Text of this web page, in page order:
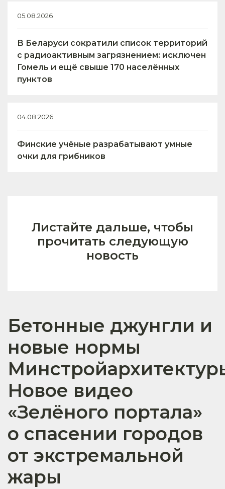
05.08.2026
В Беларуси сократили список территорий
с радиоактивным загрязнением: исключен
Гомель и ещё свыше 170 населённых
пунктов
04.08.2026
Финские учёные разрабатывают умные
очки для грибников
Листайте дальше, чтобы
прочитать следующую
новость
Бетонные джунгли и
новые нормы
Новое видео
«Зелёного портала»
о спасении городов
от экстремальной
жары